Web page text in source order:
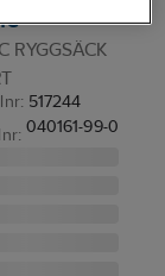
RYGGSÄCK
517244
040161-99-0